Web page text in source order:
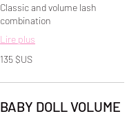
Classic and volume lash
combination
Lire plus
135
dollars
135 $US
BABY DOLL VOLUME